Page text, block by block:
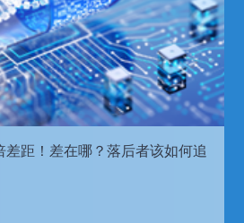
差距！差在哪？落后者该如何追